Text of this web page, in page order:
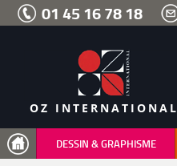
Aller
menu
recherche
01 45 16 78 18
OZ INTERNATIONAL
DESSIN & GRAPHISME